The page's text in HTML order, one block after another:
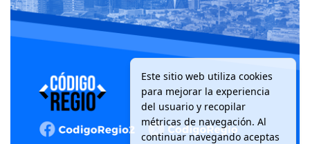
Este sitio web utiliza cookies
para mejorar la experiencia
del usuario y recopilar
métricas de navegación. Al
continuar navegando aceptas